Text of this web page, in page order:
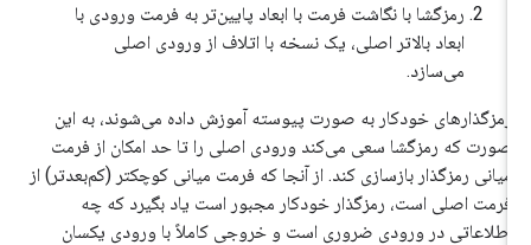
رمزگشا با نگاشت فرمت با ابعاد پایین‌تر به فرمت ورودی با
ابعاد بالاتر اصلی، یک نسخه با اتلاف از ورودی اصلی
می‌سازد.
رمزگذارهای خودکار به صورت پیوسته آموزش داده می‌شوند، به این
صورت که رمزگشا سعی می‌کند ورودی اصلی را تا حد امکان از فرمت
میانی رمزگذار بازسازی کند. از آنجا که فرمت میانی کوچکتر (کم‌بعدتر) از
فرمت اصلی است، رمزگذار خودکار مجبور است یاد بگیرد که چه
اطلاعاتی در ورودی ضروری است و خروجی کاملاً با ورودی یکسان